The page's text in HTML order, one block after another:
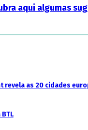
aqui algumas
revela as 20 cidades